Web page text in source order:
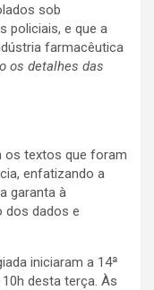
sob
policiais, e que a
farmacêutica
os detalhes das
os textos que foram
enfatizando a
garanta à
dos dados e
iniciaram a 14ª
desta terça. Às